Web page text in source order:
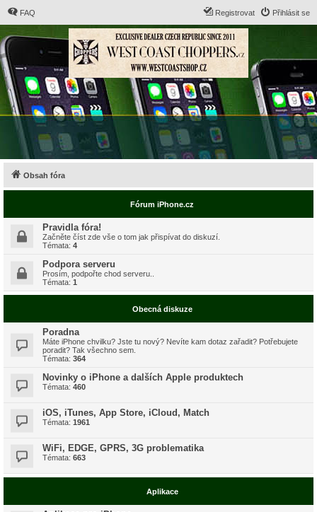
FAQ Přihlásit se
Registrovat
Obsah fóra
Fórum iPhone.cz
Pravidla fóra!
Začněte číst zde vše o tom jak přispívat do diskuzí.
Témata: 4
Podpora serveru
Prosím, podpořte chod serveru..
Témata: 1
Obecná diskuze
Poradna
Máte iPhone chvilku? Jste tu nový? Nevíte kam dotaz zařadit? Potřebujete
poradit? Tak všechno sem.
Témata: 364
Novinky o iPhone a dalších Apple produktech
Témata: 460
iOS, iTunes, App Store, iCloud, Match
Témata: 1961
WiFi, EDGE, GPRS, 3G problematika
Témata: 663
Aplikace